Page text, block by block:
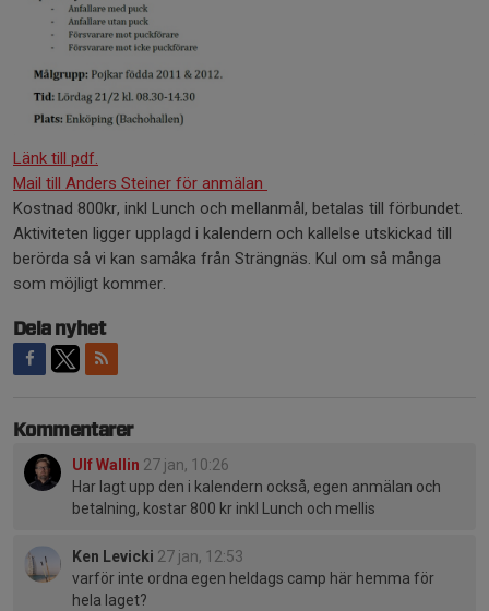
Länk till pdf.
Mail till Anders Steiner för anmälan
Kostnad 800kr, inkl Lunch och mellanmål, betalas till förbundet.
Aktiviteten ligger upplagd i kalendern och kallelse utskickad till
berörda så vi kan samåka från Strängnäs. Kul om så många
som möjligt kommer.
Dela nyhet
Kommentarer
Ulf Wallin 27 jan, 10:26
Har lagt upp den i kalendern också, egen anmälan och
betalning, kostar 800 kr inkl Lunch och mellis
Ken Levicki 27 jan, 12:53
varför inte ordna egen heldags camp här hemma för
hela laget?